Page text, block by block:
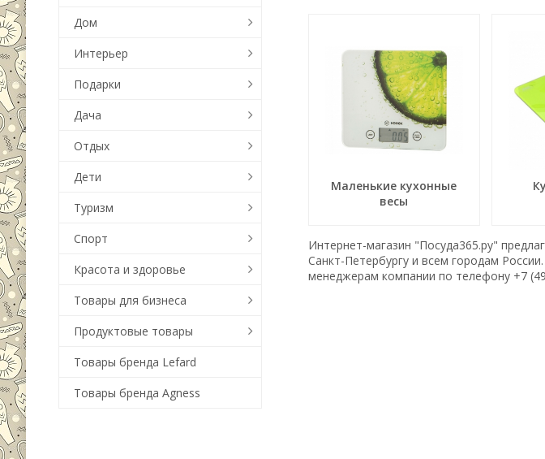
Маленькие кухонные
весы
Интернет-магазин "Посуда365.ру"
Санкт-Петербургу и всем городам
менеджерам компании по телефону +7
Дом
Интерьер
Подарки
Дача
Отдых
Дети
Туризм
Спорт
Красота и здоровье
Товары для бизнеса
Продуктовые товары
Товары бренда Lefard
Товары бренда Agness